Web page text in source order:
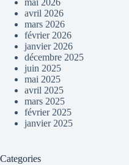
mai 2026
avril 2026
mars 2026
février 2026
janvier 2026
décembre 2025
juin 2025
mai 2025
avril 2025
mars 2025
février 2025
janvier 2025
Categories